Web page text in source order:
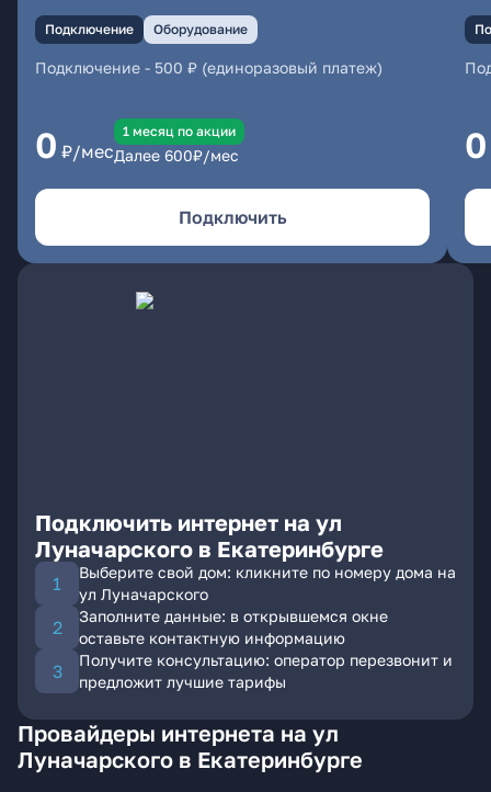
Подключение Оборудование
Подключение - 500 ₽ (единоразовый платеж)
0 ₽/мес
1 месяц по акции
Далее 600₽/мес
Подключить
0
Подключить интернет на ул
Луначарского в Екатеринбурге
Выберите свой дом: кликните по номеру дома на
ул Луначарского
Заполните данные: в открывшемся окне
оставьте контактную информацию
Получите консультацию: оператор перезвонит и
предложит лучшие тарифы
Провайдеры интернета на ул
Луначарского в Екатеринбурге